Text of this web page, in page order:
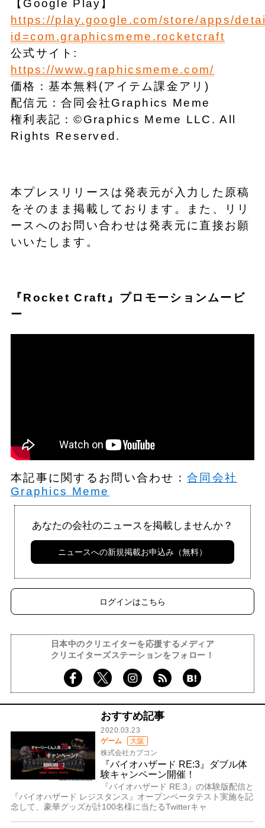
【Google Play】
https://play.google.com/store/apps/
id=com.graphicsmeme.rocketcraft
公式サイト:
https://www.graphicsmeme.com/
価格：基本無料(アイテム課金アリ)
配信元：合同会社Graphics Meme
権利表記：©Graphics Meme LLC. All
Rights Reserved.
本プレスリリースは発表元が入力した原稿
をそのまま掲載しております。また、リリ
ースへのお問い合わせは発表元に直接お願
いいたします。
『Rocket Craft』プロモーションムービ
ー
本記事に関するお問い合わせ：合同会社
Graphics Meme
あなたの会社のニュースを掲載しませんか？
ニュースへの新規掲載お申込み（無料）
ログインはこちら
日本中のクリエイターを応援するメディア
クリエイターズステーションをフォロー！
おすすめ記事
2020.03.23
ゲーム
大阪
株式会社カプコン
『バイオハザード RE:3』ダブル体
験キャンペーン開催！
『バイオハザード RE:3』の体験版配信と
『バイオハザード レジスタンス』オープンベータテスト実施を記
念して、豪華グッズが計100名様に当たるTwitterキャ